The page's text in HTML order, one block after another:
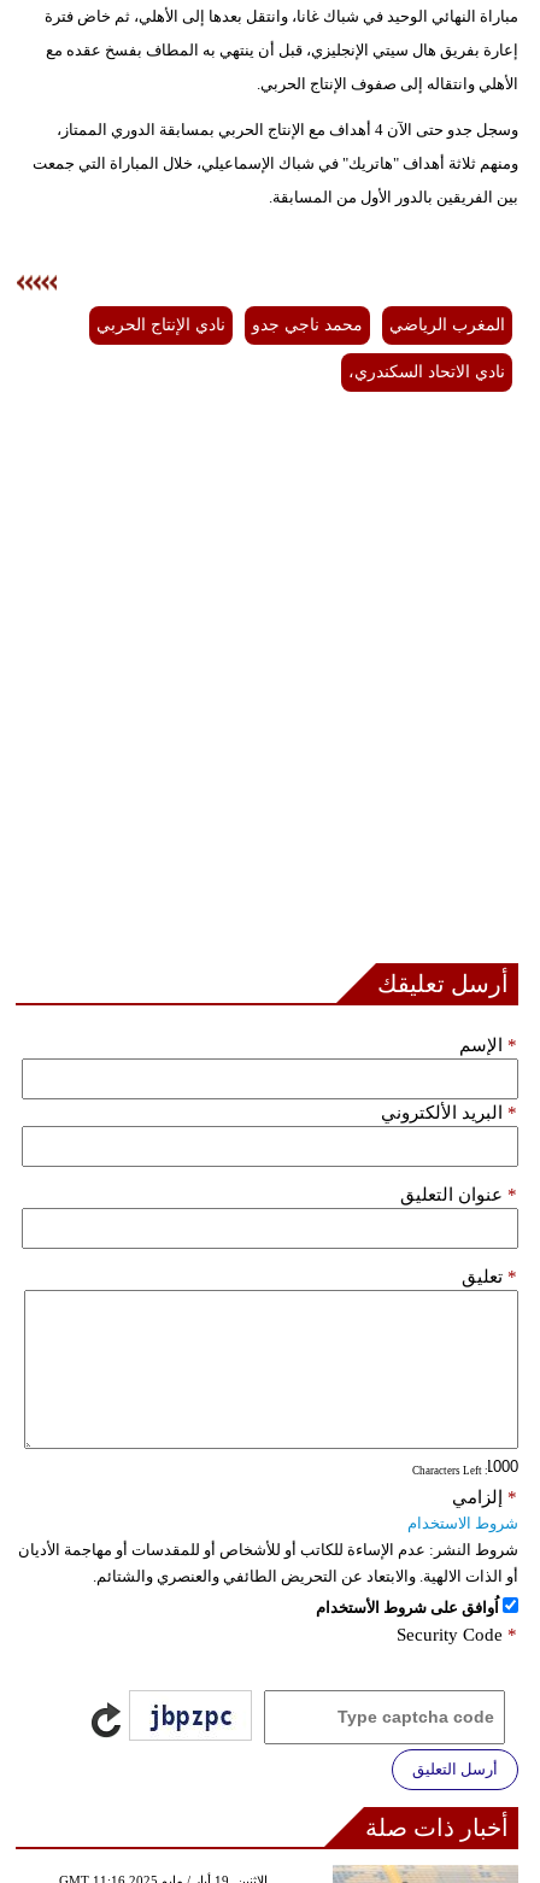
مباراة النهائي الوحيد في شباك غانا، وانتقل بعدها إلى الأهلي، ثم خاض فترة
إعارة بفريق هال سيتي الإنجليزي، قبل أن ينتهي به المطاف بفسخ عقده مع
الأهلي وانتقاله إلى صفوف الإنتاج الحربي.
وسجل جدو حتى الآن 4 أهداف مع الإنتاج الحربي بمسابقة الدوري الممتاز،
ومنهم ثلاثة أهداف "هاتريك" في شباك الإسماعيلي، خلال المباراة التي جمعت
بين الفريقين بالدور الأول من المسابقة.
المغرب الرياضي محمد ناجي جدو نادي الإنتاج الحربي
نادي الاتحاد السكندري،
أرسل تعليقك
الإسم *
البريد الألكتروني *
عنوان التعليق *
تعليق *
: Characters Left
إلزامي *
شروط الاستخدام
شروط النشر: عدم الإساءة للكاتب أو للأشخاص أو للمقدسات أو مهاجمة الأديان
أو الذات الالهية. والابتعاد عن التحريض الطائفي والعنصري والشتائم.
اُوافق على شروط الأستخدام
Security Code *
أرسل التعليق
أخبار ذات صلة
GMT 11:16 2025 الإثنين ,19 أيار / مايو